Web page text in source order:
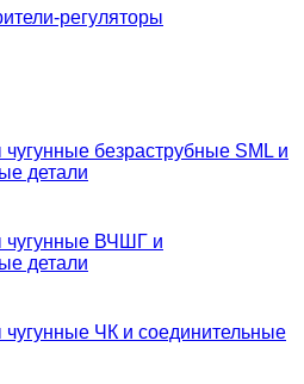
регуляторы
безраструбные SML и
детали
чугунные ВЧШГ и
детали
чугунные ЧК и соединительные